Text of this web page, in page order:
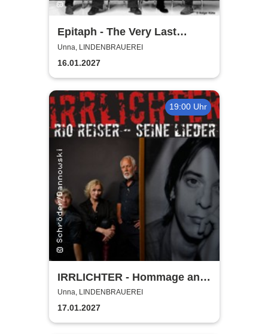
Epitaph - The Very Last
Concert
Unna, LINDENBRAUEREI
16.01.2027
19:00 Uhr
IRRLICHTER - Hommage an
Rio Reiser
Unna, LINDENBRAUEREI
17.01.2027